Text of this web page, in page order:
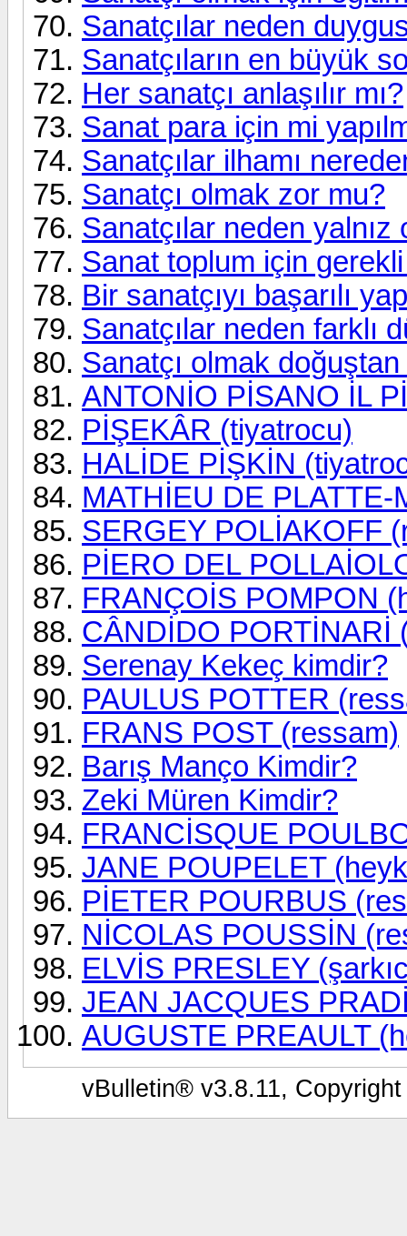
Sanatçılar neden
Sanatçıların en büyük
Her sanatçı anlaşılır mı?
Sanat para için mi
Sanatçılar ilhamı
Sanatçı olmak zor mu?
Sanatçılar neden yalnız
Sanat toplum için
Bir sanatçıyı başarılı
Sanatçılar neden farklı
Sanatçı olmak
ANTONİO PİSANO İL
PİŞEKÂR (tiyatrocu)
HALİDE PİŞKİN
MATHİEU DE
SERGEY POLİAKOFF
PİERO DEL
FRANÇOİS POMPON
CÂNDİDO PORTİNARİ
Serenay Kekeç kimdir?
PAULUS POTTER
FRANS POST (ressam)
Barış Manço Kimdir?
Zeki Müren Kimdir?
FRANCİSQUE
JANE POUPELET
PİETER POURBUS
NİCOLAS POUSSİN
ELVİS PRESLEY
JEAN JACQUES
AUGUSTE PREAULT
vBulletin® v3.8.11,